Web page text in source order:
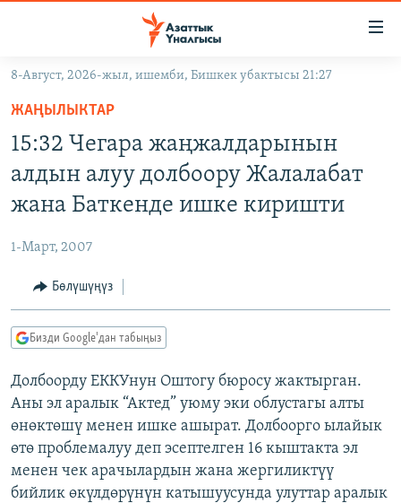
Навигацияга
өтүңүз
салыңыз
МАДАНИЯТ
УКРАИНА
ТВ ПРОГРАММАЛАР
БҮГҮН АЗАТТЫКТА
ДАНИСТЕ
АЗАТТЫК+
ЫҢГАЙСЫЗ СУРООЛОР
ПОДКАСТ
Русский
ОНЛАЙН ШЕРИНЕ
8-Август, 2026-жыл, ишемби, Бишкек убактысы 21:27
ЖАҢЫЛЫКТАР
15:32 Чегара жаңжалдарынын
алдын алуу долбоору Жалалабат
жана Баткенде ишке киришти
1-Март, 2007
Бөлүшүңүз
Бизди Google'дан табыңыз
Долбоорду ЕККУнун Оштогу бюросу жактырган.
Аны эл аралык “Актед” уюму эки облустагы алты
өнөктөшү менен ишке ашырат. Долбоорго ылайык
өтө проблемалуу деп эсептелген 16 кыштакта эл
менен чек арачылардын жана жергиликтүү
бийлик өкүлдөрүнүн катышуусунда улуттар аралык